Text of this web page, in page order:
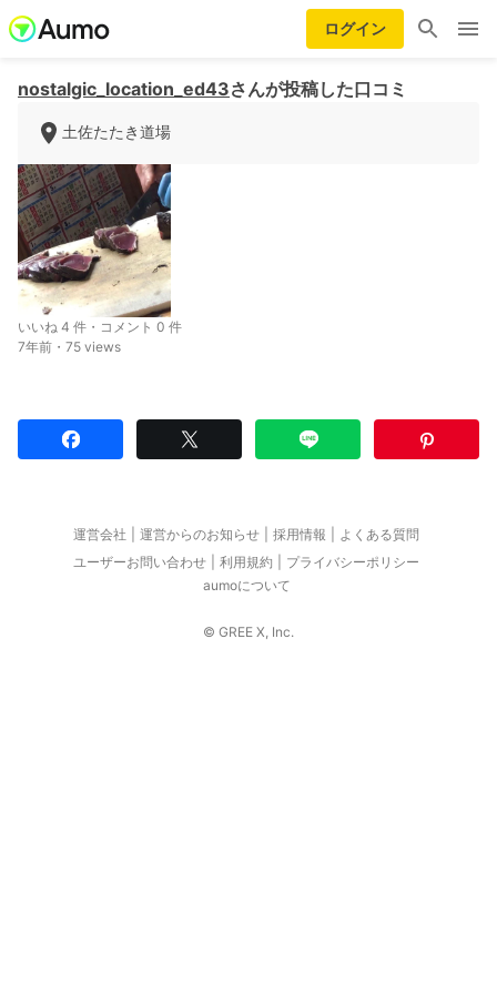
ログイン
nostalgic_location_ed43さんが投稿した口コミ
土佐たたき道場
いいね 4 件・コメント 0 件
7年前・75 views
運営会社 運営からのお知らせ 採用情報
よくある質問
ユーザーお問い合わせ
利用規約
プライバシーポリシー
aumoについて
© GREE X, Inc.